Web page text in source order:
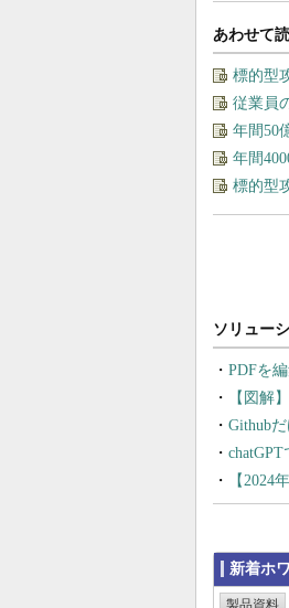
あわせて
標的型
従業員
年間50
年間
標的型
PDFを
【図解
Github
【2024
新着ホ